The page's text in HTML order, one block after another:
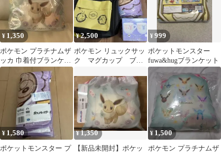
¥ 1,350
ポケモン プラチナムザ
ッカ 巾着付ブランケッ
ト イーブイ 冷房対策
¥2,500
ポケモン リュックサッ
ク マグカップ ブラ
¥999
ポケットモンスター
fuwa&hugブランケット
¥ 1,580
ポケットモンスター プ
¥1,350
【新品未開封】ポケッ
¥ 1,500
ポケモン プラチナムザ